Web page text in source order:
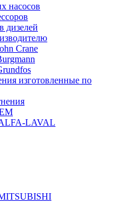
насосов
дизелей
Crane
изготовленные по
ALFA-LAVAL